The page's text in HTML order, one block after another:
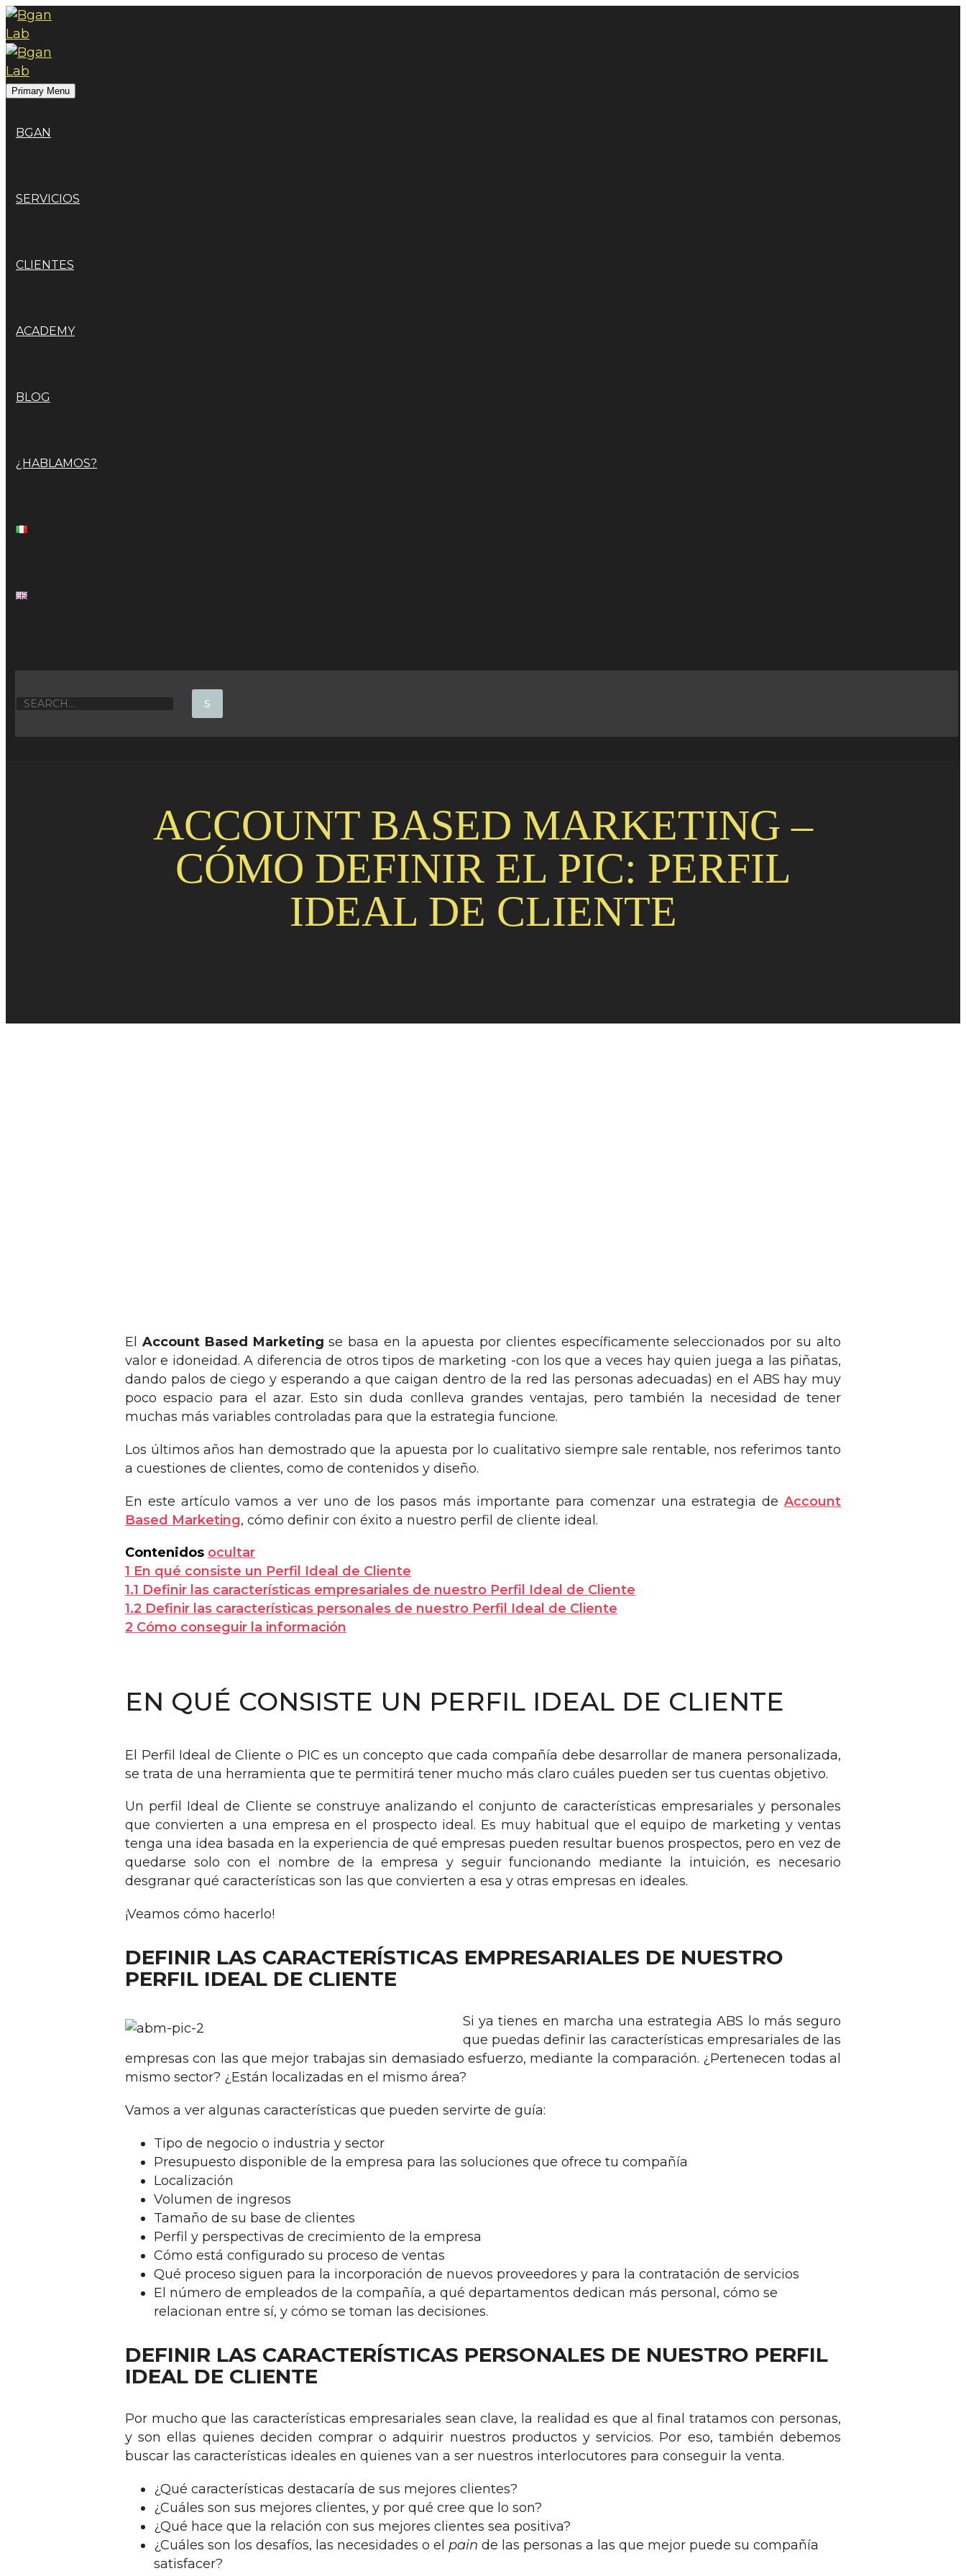
Primary Menu
BGAN
SERVICIOS
CLIENTES
ACADEMY
BLOG
¿HABLAMOS?
ACCOUNT BASED MARKETING –
CÓMO DEFINIR EL PIC: PERFIL
IDEAL DE CLIENTE
El Account Based Marketing se basa en la apuesta por clientes específicamente seleccionados por su alto
valor e idoneidad. A diferencia de otros tipos de marketing -con los que a veces hay quien juega a las piñatas,
dando palos de ciego y esperando a que caigan dentro de la red las personas adecuadas) en el ABS hay muy
poco espacio para el azar. Esto sin duda conlleva grandes ventajas, pero también la necesidad de tener
muchas más variables controladas para que la estrategia funcione.
Los últimos años han demostrado que la apuesta por lo cualitativo siempre sale rentable, nos referimos tanto
a cuestiones de clientes, como de contenidos y diseño.
En este artículo vamos a ver uno de los pasos más importante para comenzar una estrategia de Account
Based Marketing, cómo definir con éxito a nuestro perfil de cliente ideal.
Contenidos ocultar
1 En qué consiste un Perfil Ideal de Cliente
1.1 Definir las características empresariales de nuestro Perfil Ideal de Cliente
1.2 Definir las características personales de nuestro Perfil Ideal de Cliente
2 Cómo conseguir la información
EN QUÉ CONSISTE UN PERFIL IDEAL DE CLIENTE
El Perfil Ideal de Cliente o PIC es un concepto que cada compañía debe desarrollar de manera personalizada,
se trata de una herramienta que te permitirá tener mucho más claro cuáles pueden ser tus cuentas objetivo.
Un perfil Ideal de Cliente se construye analizando el conjunto de características empresariales y personales
que convierten a una empresa en el prospecto ideal. Es muy habitual que el equipo de marketing y ventas
tenga una idea basada en la experiencia de qué empresas pueden resultar buenos prospectos, pero en vez de
quedarse solo con el nombre de la empresa y seguir funcionando mediante la intuición, es necesario
desgranar qué características son las que convierten a esa y otras empresas en ideales.
¡Veamos cómo hacerlo!
DEFINIR LAS CARACTERÍSTICAS EMPRESARIALES DE NUESTRO
PERFIL IDEAL DE CLIENTE
Si ya tienes en marcha una estrategia ABS lo más seguro
que puedas definir las características empresariales de las
empresas con las que mejor trabajas sin demasiado esfuerzo, mediante la comparación. ¿Pertenecen todas al
mismo sector? ¿Están localizadas en el mismo área?
Vamos a ver algunas características que pueden servirte de guía:
Tipo de negocio o industria y sector
Presupuesto disponible de la empresa para las soluciones que ofrece tu compañía
Localización
Volumen de ingresos
Tamaño de su base de clientes
Perfil y perspectivas de crecimiento de la empresa
Cómo está configurado su proceso de ventas
Qué proceso siguen para la incorporación de nuevos proveedores y para la contratación de servicios
El número de empleados de la compañía, a qué departamentos dedican más personal, cómo se
relacionan entre sí, y cómo se toman las decisiones.
DEFINIR LAS CARACTERÍSTICAS PERSONALES DE NUESTRO PERFIL
IDEAL DE CLIENTE
Por mucho que las características empresariales sean clave, la realidad es que al final tratamos con personas,
y son ellas quienes deciden comprar o adquirir nuestros productos y servicios. Por eso, también debemos
buscar las características ideales en quienes van a ser nuestros interlocutores para conseguir la venta.
¿Qué características destacaría de sus mejores clientes?
¿Cuáles son sus mejores clientes, y por qué cree que lo son?
¿Qué hace que la relación con sus mejores clientes sea positiva?
¿Cuáles son los desafíos, las necesidades o el pain de las personas a las que mejor puede su compañía
satisfacer?